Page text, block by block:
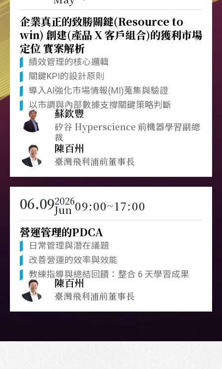
企業真正的致勝關鍵(Resource to
win) 創建(產品 X 客戶組合)的獲利市場
定位 實案解析
績效管理的核心邏輯
關鍵KPI的設計原則
導入AI強化市場情報(MI)蒐集與驗證
以市調與內部數據支撐關鍵策略判斷
蘇欽豐
矽谷 Hyperscience 前機器學習副總
裁
陳百州
臺灣飛利浦前董事長
06.092026
Jun 09:00~17:00
營運管理的PDCA
日常管理與潛在議題
改善營運的效率與效能
教練指導與總結回饋：整合 6 天學習成果
陳百州
臺灣飛利浦前董事長